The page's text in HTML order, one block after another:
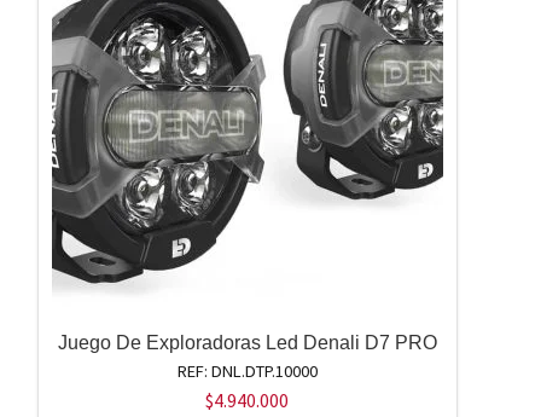
Juego De Exploradoras Led Denali D7 PRO
REF: DNL.DTP.10000
$4.940.000